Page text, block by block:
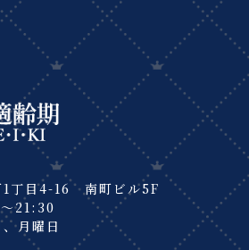
1丁目4-16 南町ビル5F
21:30
月曜日